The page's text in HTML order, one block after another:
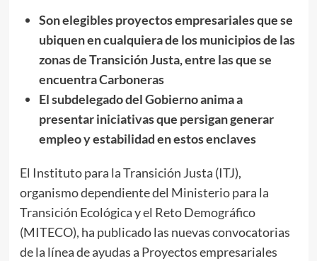
Son elegibles proyectos empresariales que se
ubiquen en cualquiera de los municipios de las
zonas de Transición Justa, entre las que se
encuentra Carboneras
El subdelegado del Gobierno anima a
presentar iniciativas que persigan generar
empleo y estabilidad en estos enclaves
El Instituto para la Transición Justa (ITJ),
organismo dependiente del Ministerio para la
Transición Ecológica y el Reto Demográfico
(MITECO), ha publicado las nuevas convocatorias
de la línea de ayudas a Proyectos empresariales